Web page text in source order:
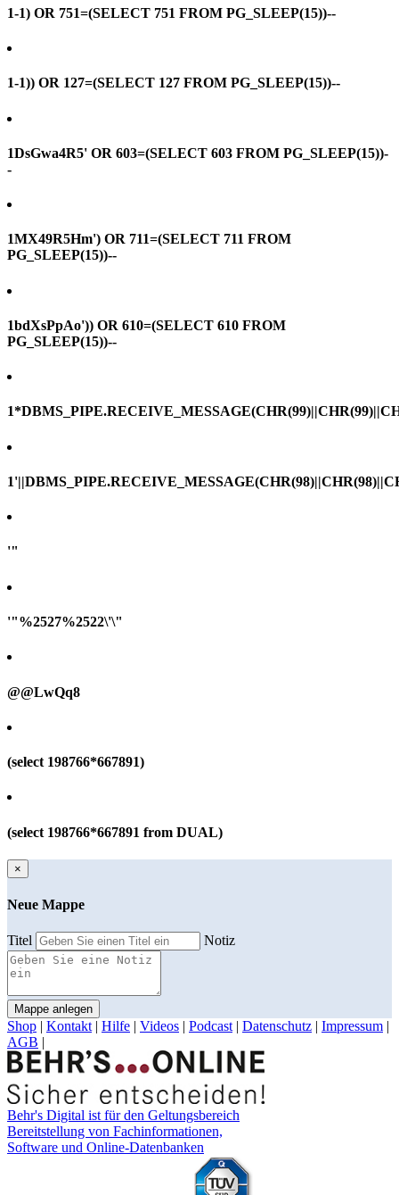
1-1) OR 751=(SELECT 751 FROM PG_SLEEP(15))--
1-1)) OR 127=(SELECT 127 FROM PG_SLEEP(15))--
1DsGwa4R5' OR 603=(SELECT 603 FROM PG_SLEEP(15))-
-
1MX49R5Hm') OR 711=(SELECT 711 FROM
PG_SLEEP(15))--
1bdXsPpAo')) OR 610=(SELECT 610 FROM
PG_SLEEP(15))--
'"
'"%2527%2522\'\"
@@LwQq8
(select 198766*667891)
(select 198766*667891 from DUAL)
×
Neue Mappe
Titel Notiz
Mappe anlegen
Shop | Kontakt | Hilfe | Videos | Podcast | Datenschutz | Impressum |
AGB |
Behr's Digital ist für den Geltungsbereich
Bereitstellung von Fachinformationen,
Software und Online-Datenbanken